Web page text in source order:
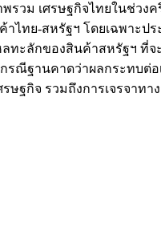
วม เศรษฐกิจไทยในช่วง
าไทย-สหรัฐฯ โดยเฉพาะป
หลทะลักของสินค้าสหรัฐฯ
รณีฐานคาดว่าผลกระทบต่
ฐกิจ รวมถึงการเจรจาทา